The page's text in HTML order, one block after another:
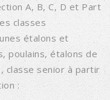
A, B, C, D et Part
classes
étalons et
poulains, étalons de
classe senior à partir
: